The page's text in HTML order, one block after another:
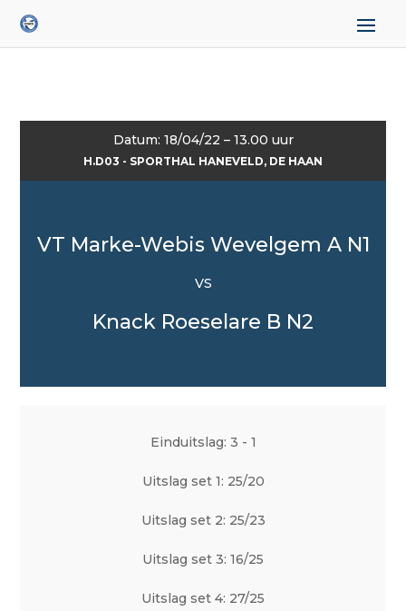
Datum: 18/04/22 – 13.00 uur
H.D03 - SPORTHAL HANEVELD, DE HAAN
VT Marke-Webis Wevelgem A N1
VS
Knack Roeselare B N2
Einduitslag: 3 - 1
Uitslag set 1: 25/20
Uitslag set 2: 25/23
Uitslag set 3: 16/25
Uitslag set 4: 27/25